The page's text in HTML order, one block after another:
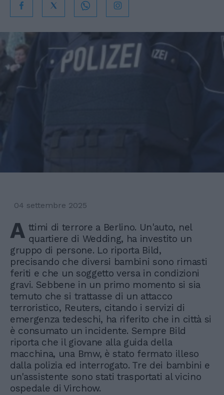
04 settembre 2025
A ttimi di terrore a Berlino. Un'auto, nel
quartiere di Wedding, ha investito un
gruppo di persone. Lo riporta Bild,
precisando che diversi bambini sono rimasti
feriti e che un soggetto versa in condizioni
gravi. Sebbene in un primo momento si sia
temuto che si trattasse di un attacco
terroristico, Reuters, citando i servizi di
emergenza tedeschi, ha riferito che in città si
è consumato un incidente. Sempre Bild
riporta che il giovane alla guida della
macchina, una Bmw, è stato fermato illeso
dalla polizia ed interrogato. Tre dei bambini e
un'assistente sono stati trasportati al vicino
ospedale di Virchow.